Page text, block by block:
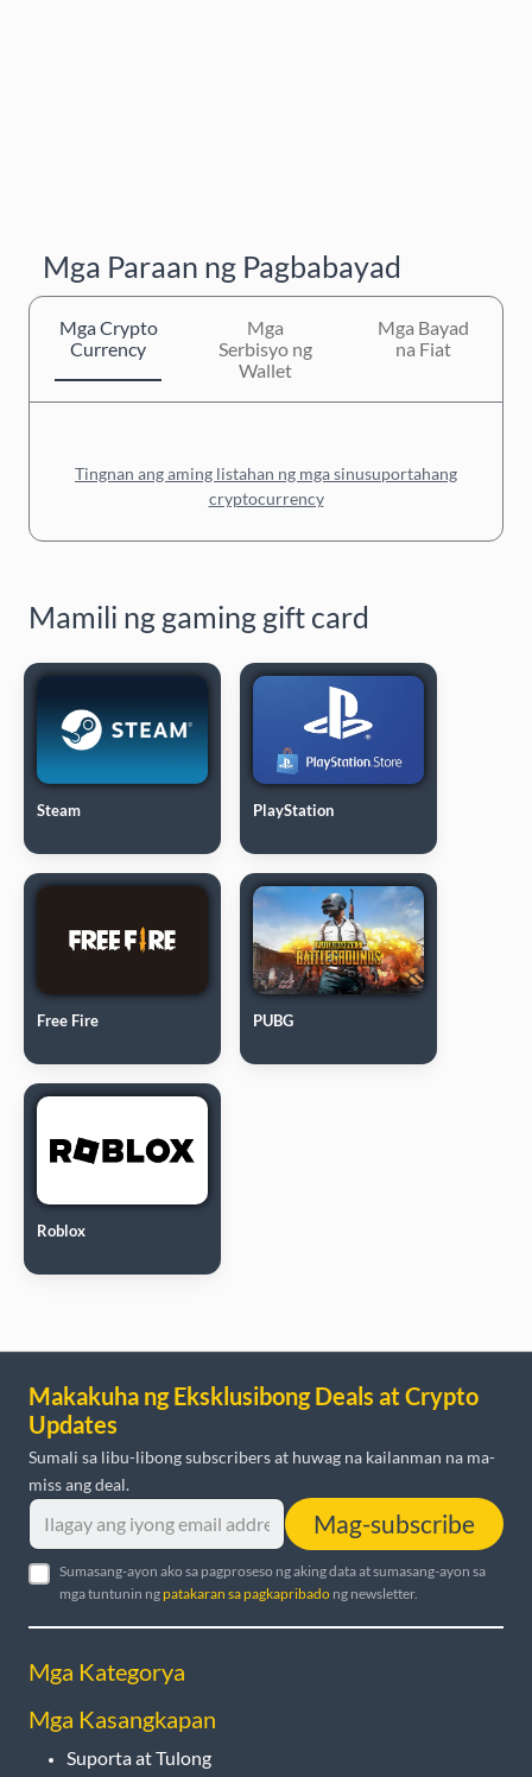
Mga Paraan ng Pagbabayad
Mga Crypto
Currency
Mga
Serbisyo ng
Wallet
Mga Bayad
na Fiat
Tingnan ang aming listahan ng mga sinusuportahang
cryptocurrency
Mamili ng gaming gift card
Steam PlayStation
Free Fire PUBG
Roblox
Makakuha ng Eksklusibong Deals at Crypto
Updates
Sumali sa libu-libong subscribers at huwag na kailanman na ma-
miss ang deal.
Mag-subscribe
Sumasang-ayon ako sa pagproseso ng aking data at sumasang-ayon sa
mga tuntunin ngpatakaran sa pagkapribado ng newsletter.
Mga Kategorya
Mga Kasangkapan
Suporta at Tulong